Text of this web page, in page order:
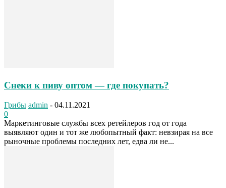
Снеки к пиву оптом — где покупать?
Грибы admin - 04.11.2021
0
Маркетинговые службы всех ретейлеров год от года
выявляют один и тот же любопытный факт: невзирая на все
рыночные проблемы последних лет, едва ли не...